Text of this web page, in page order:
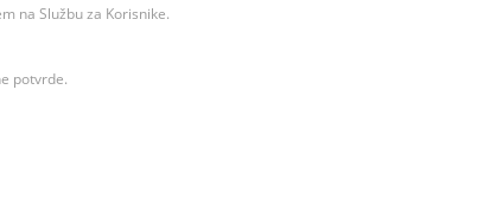
na Službu za Korisnike.
potvrde.